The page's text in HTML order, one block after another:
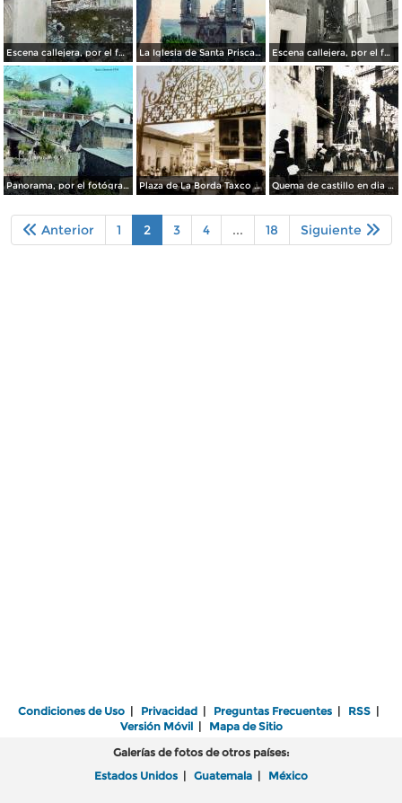
Escena callejera, por el fotógrafo T. Enami, de Yokohama, Japón (1934) La Iglesia de Santa Prisca, por el fotógrafo T. Enami, de Yokohama, Japón (1934) Escena callejera, por el fotógrafo T. Enami, de Yokohama, Japón (1934)
Panorama, por el fotógrafo T. Enami, de Yokohama, Japón (1934) Plaza de La Borda Taxco Guerrero. Quema de castillo en dia de fiesta.
Anterior 1 2 3 4 ... 18 Siguiente
Condiciones de Uso | Privacidad | Preguntas Frecuentes | RSS |
Versión Móvil| Mapa de Sitio
Galerías de fotos de otros países:
Estados Unidos | Guatemala | México